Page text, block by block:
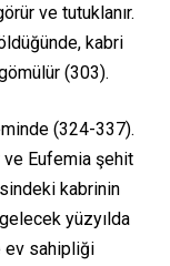
ve tutuklanır.
kabri
(303).
(324-337).
Eufemia şehit
kabrinin
yüzyılda
ev sahipliği